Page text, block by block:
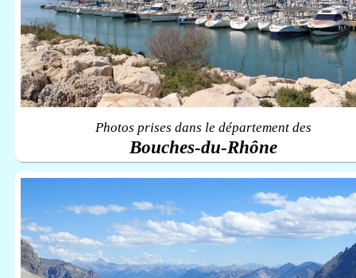
Photos prises dans le département des
Bouches-du-Rhône